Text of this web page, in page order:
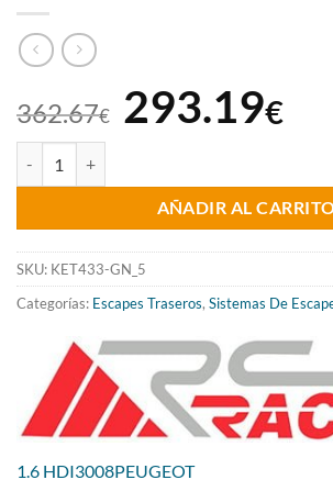
362.67€
El
original
era:
362.67€.
293.19€El
AÑADIR AL
SKU: KET433-GN_5
Categorías: Escapes Traseros, Sistemas De
1.6 HDI3008PEUGEOT